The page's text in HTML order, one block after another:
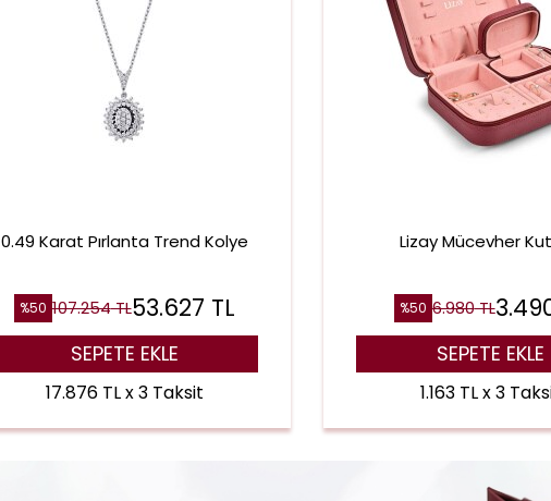
0.49 Karat Pırlanta Trend Kolye
%50 107.254TL53.627 TL
SEPETE EKLE
17.876 TL x 3 Taksit
Lizay Mücevher
%50 6.980TL
SEPETE EKLE
1.163 TL x 3